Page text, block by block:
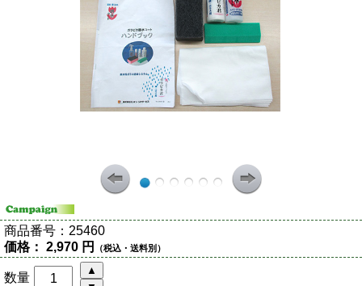
商品番号： 25460
価格： 2,970 円 （税込・送料別）
数量